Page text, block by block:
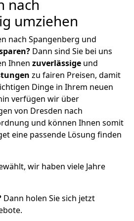
nach
umziehen
nach Spangenberg und
Dann sind Sie bei uns
Ihnen zuverlässige und
zu fairen Preisen, damit
Dinge in Ihrem neuen
verfügen wir über
von Dresden nach
und können Ihnen somit
eine passende Lösung finden
wir haben viele Jahre
Dann holen Sie sich jetzt